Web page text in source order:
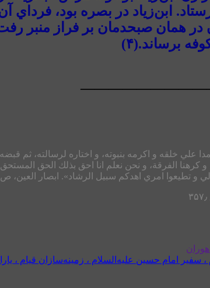
ابن‌زياد در بصره بود،
در همان صبحدمان بر فراز منبر
برساند.(۴)
علي خلقه و اكرمه بنبوته، و اختاره لرسالته، ثم
و كرهنا الفرقة، و نحن نعلم انا احق بذلك الحق
و تطيعوا امري اهدكم سبيل الرشاد». ابصار العين، ص ۹۵٫
سفیر امام حسین علیه‌السلام ، زمينه‌سازان قيام ،